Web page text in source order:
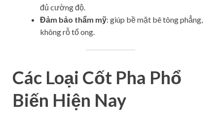
đủ cường độ.
Đảm bảo thẩm mỹ: giúp bề mặt bê tông phẳng,
không rỗ tổ ong.
Các Loại Cốt Pha Phổ
Biến Hiện Nay